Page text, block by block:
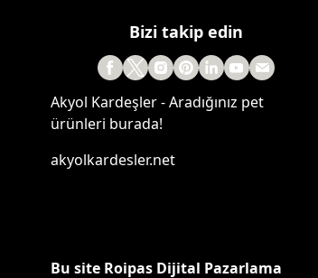
Bizi takip edin
Akyol Kardeşler - Aradığınız pet
ürünleri burada!
akyolkardesler.net
Bu site Roipas Dijital Pazarlama